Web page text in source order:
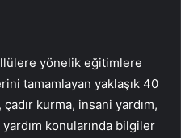
yönelik eğitimlere
tamamlayan yaklaşık 40
kurma, insani yardım,
konularında bilgiler